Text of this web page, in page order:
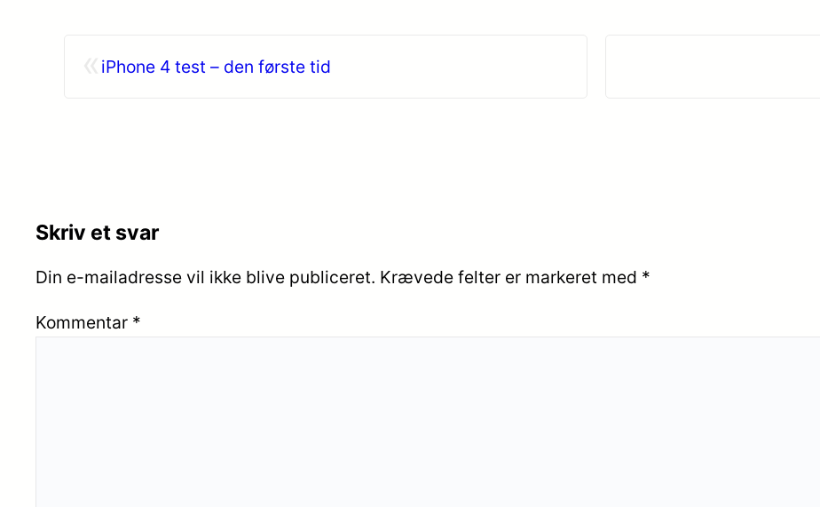
iPhone 4 test – den første tid
Skriv et svar
Din e-mailadresse vil ikke blive publiceret. Krævede felter er markeret med *
Kommentar *